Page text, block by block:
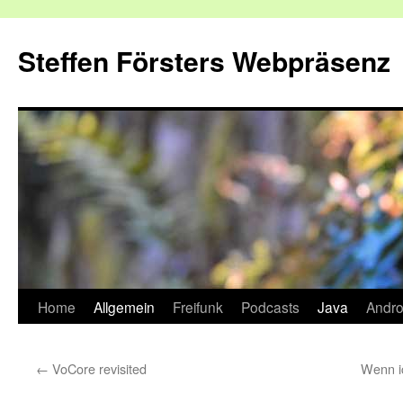
springen
Steffen Försters Webpräsenz
Home Allgemein Freifunk Podcasts Java
← VoCore revisited Wenn